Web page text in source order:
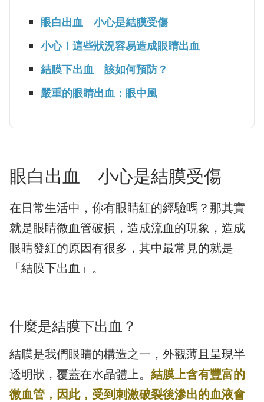
眼白出血 小心是結膜受傷
小心！這些狀況容易造成眼睛出血
結膜下出血 該如何預防？
嚴重的眼睛出血：眼中風
眼白出血 小心是結膜受傷
在日常生活中，你有眼睛紅的經驗嗎？那其實
就是眼睛微血管破損，造成流血的現象，造成
眼睛發紅的原因有很多，其中最常見的就是
「結膜下出血」。
什麼是結膜下出血？
結膜是我們眼睛的構造之一，外觀薄且呈現半
透明狀，覆蓋在水晶體上。 結膜上含有豐富的
微血管，因此，受到刺激破裂後滲出的血液會